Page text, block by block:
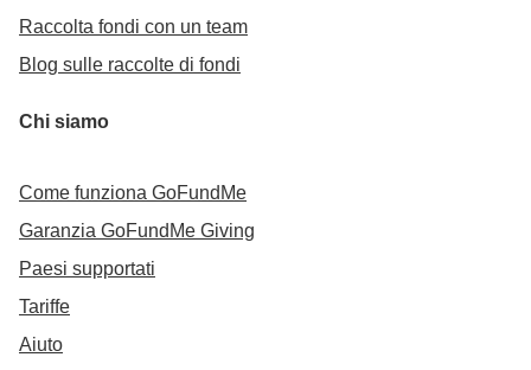
Raccolta fondi con un team
Blog sulle raccolte di fondi
Chi siamo
Come funziona GoFundMe
Garanzia GoFundMe Giving
Paesi supportati
Tariffe
Aiuto